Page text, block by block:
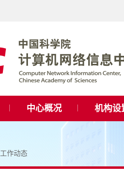
中心概况 机构设
工作动态